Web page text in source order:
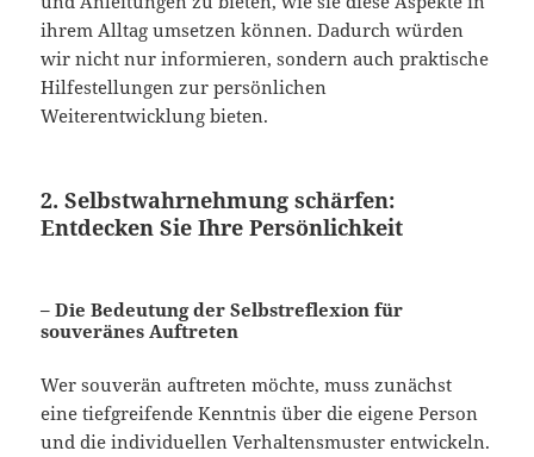
ihrem Alltag umsetzen können. Dadurch würden
wir nicht nur informieren, sondern auch praktische
Hilfestellungen zur persönlichen
Weiterentwicklung bieten.
2. Selbstwahrnehmung schärfen:
Entdecken Sie Ihre Persönlichkeit
– Die Bedeutung der Selbstreflexion für
souveränes Auftreten
Wer souverän auftreten möchte, muss zunächst
eine tiefgreifende Kenntnis über die eigene Person
und die individuellen Verhaltensmuster entwickeln.